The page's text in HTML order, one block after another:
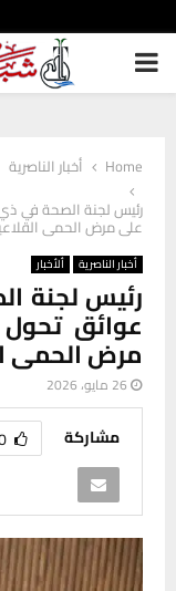
PRIMARY
Home
أخبار الناصرية
رئيس لجنة الصحة في
على مرض الحمى
أخبار الناصرية ألأخبار
رئيس لجنة
عوائق
مرض الحمى
26 مايو، 2026
مشاركة